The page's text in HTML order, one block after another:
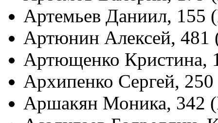
Артемьев Даниил, 155
Артюнин Алексей, 481
Артющенко Кристина,
Архипенко Сергей,
Аршакян Моника, 342